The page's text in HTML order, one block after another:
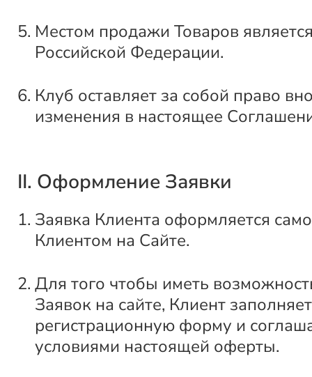
Местом продажи Товаров
Российской Федерации.
Клуб оставляет за собой право
изменения в настоящее
II. Оформление Заявки
Заявка Клиента оформляется
Клиентом на Сайте.
Для того чтобы иметь
Заявок на сайте, Клиент заполняет
регистрационную форму и
условиями настоящей оферты.